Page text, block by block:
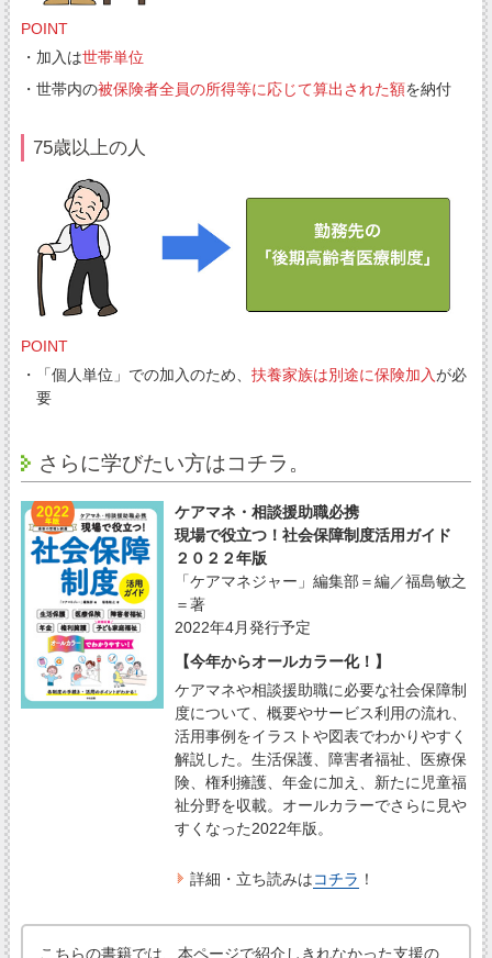
POINT
・加入は世帯単位
・世帯内の被保険者全員の所得等に応じて算出された額を納付
75歳以上の人
POINT
・「個人単位」での加入のため、 扶養家族は別途に保険加入が必
要
さらに学びたい方はコチラ。
ケアマネ・相談援助職必携
現場で役立つ！社会保障制度活用ガイド
２０２２年版
「ケアマネジャー」編集部＝編／福島敏之
＝著
2022年4月発行予定
【今年からオールカラー化！】
ケアマネや相談援助職に必要な社会保障制
度について、概要やサービス利用の流れ、
活用事例をイラストや図表でわかりやすく
解説した。生活保護、障害者福祉、医療保
険、権利擁護、年金に加え、新たに児童福
祉分野を収載。オールカラーでさらに見や
すくなった2022年版。
詳細・立ち読みはコチラ ！
こちらの書籍では、本ページで紹介しきれなかった支援の